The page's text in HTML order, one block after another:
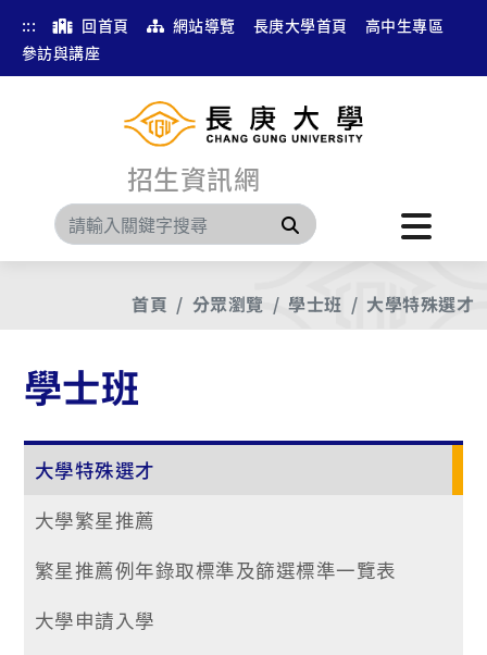
::: 回首頁 網站導覽 長庚大學首頁
高中生專區
參訪與講座
招生資訊網
搜尋
首頁 分眾瀏覽 學士班 大學特殊選才
學士班
大學特殊選才
大學繁星推薦
繁星推薦例年錄取標準及篩選標準一覽表
大學申請入學